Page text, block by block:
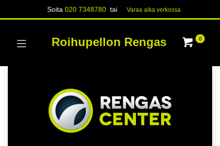
Soita020 7348780 tai Varaa aika verk​​​​ossa
Roihupellon Rengas 0